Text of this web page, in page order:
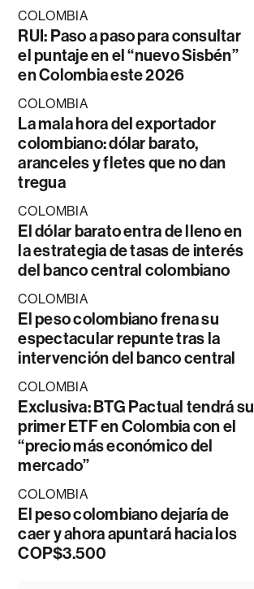
COLOMBIA
RUI: Paso a paso para consultar
el puntaje en el “nuevo Sisbén”
en Colombia este 2026
COLOMBIA
La mala hora del exportador
colombiano: dólar barato,
aranceles y fletes que no dan
tregua
COLOMBIA
El dólar barato entra de lleno en
la estrategia de tasas de interés
del banco central colombiano
COLOMBIA
El peso colombiano frena su
espectacular repunte tras la
intervención del banco central
COLOMBIA
Exclusiva: BTG Pactual tendrá su
primer ETF en Colombia con el
“precio más económico del
mercado”
COLOMBIA
El peso colombiano dejaría de
caer y ahora apuntará hacia los
COP$3.500